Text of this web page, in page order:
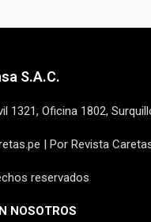
S.A.C.
1321, Oficina 1802,
| Por Revista
reservados
NOSOTROS